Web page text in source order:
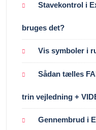
Stavekontrol i
bruges det?
Vis symboler i
Sådan tælles
trin vejledning +
Gennembrud i